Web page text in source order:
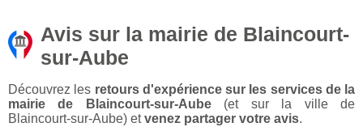
Avis sur la mairie de Blaincourt-
sur-Aube
Découvrez les retours d'expérience sur les services de la
mairie de Blaincourt-sur-Aube(et sur la ville de
Blaincourt-sur-Aube) etvenez partager votre avis.